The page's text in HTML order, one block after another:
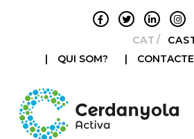
CATALÀ
|
QUI SOM? | CONTACTE